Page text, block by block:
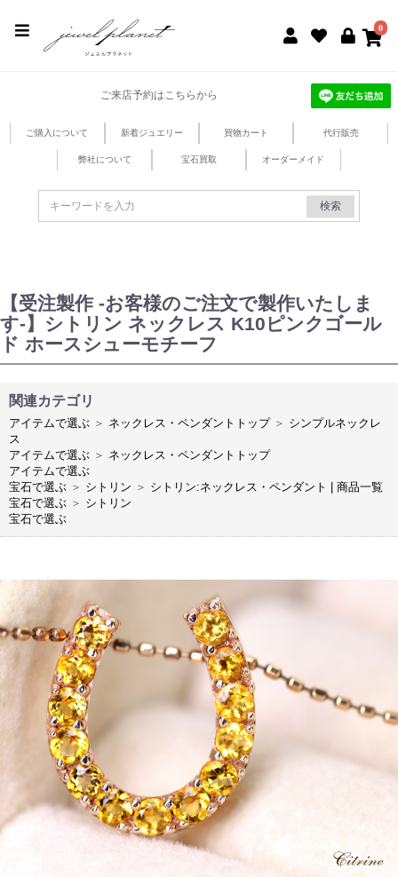
0
ご来店予約はこちらから
ご購入について 新着ジュエリー 買物カート 代行販売
弊社について 宝石買取 オーダーメイド
検索
【受注製作 -お客様のご注文で製作いたしま
す-】シトリン ネックレス K10ピンクゴール
ド ホースシューモチーフ
関連カテゴリ
アイテムで選ぶ ＞ ネックレス・ペンダントトップ ＞ シンプルネックレ
ス
アイテムで選ぶ ＞ ネックレス・ペンダントトップ
アイテムで選ぶ
宝石で選ぶ ＞ シトリン ＞ シトリン:ネックレス・ペンダント | 商品一覧
宝石で選ぶ ＞ シトリン
宝石で選ぶ